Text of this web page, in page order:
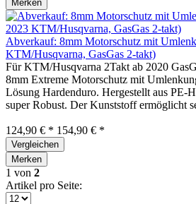
Merken
Abverkauf: 8mm Motorschutz mit
KTM/Husqvarna, GasGas 2-takt)
Für KTM/Husqvarna 2Takt ab 2020
8mm Extreme Motorschutz mit
Lösung Hardenduro. Hergestellt aus PE-
super Robust. Der Kunststoff ermöglicht
124,90 € * 154,90 € *
Vergleichen
Merken
1 von 2
Artikel pro Seite: